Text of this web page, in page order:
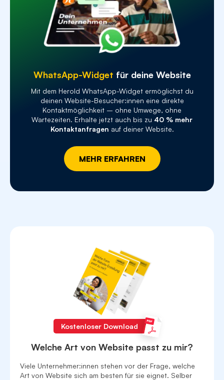
Daten und Fakten - Contentseite
speziell für KI-Suchmaschinen
Responsive Design
SSL-Zertifikat
Performance-Statistiken
E-Commerce Upgrade-Option
ab € 100,- /
WhatsApp-Widget für deine Website
Mit dem Herold WhatsApp-Widget ermöglichst du
deinen Website-Besucher:innen eine direkte
Kontaktmöglichkeit – ohne Umwege, ohne
Wartezeiten. Erhalte jetzt auch bis zu 40 % mehr
Kontaktanfragen auf deiner Website.
MEHR ERFAHREN
Kostenloser Download
Welche Art von Website passt zu mir?
Viele Unternehmer:innen stehen vor der Frage, welche
Art von Website sich am besten für sie eignet. Selber